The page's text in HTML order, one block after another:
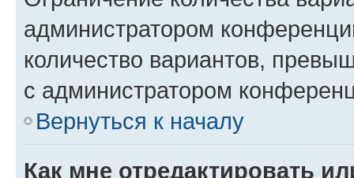
администратором
количество вариантов,
с администратором
Вернуться к началу
Как мне отредактировать